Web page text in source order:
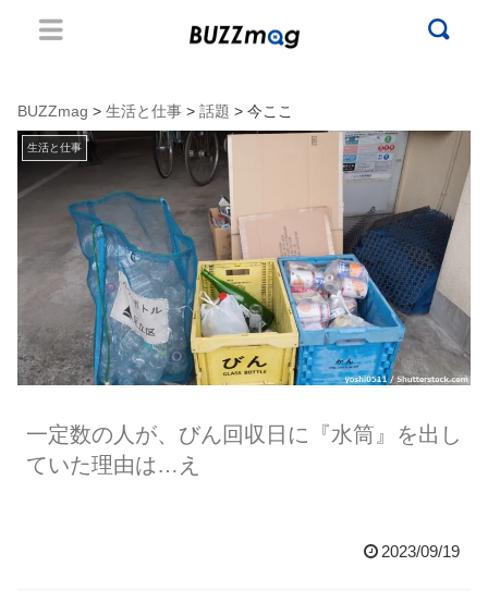
BUZZmag > 生活と仕事 > 話題 > 今ここ
生活と仕事
一定数の人が、びん回収日に『水筒』を出し
ていた理由は…え
2023/09/19